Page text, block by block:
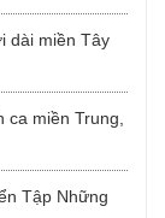
dài miền Tây
miền Trung,
Tập Những